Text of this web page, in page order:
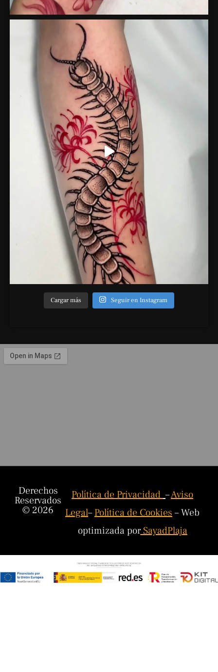
Cargar más Seguir en Instagram
Derechos
Reservados
© 2026
Política de Privacidad–Aviso
Legal–Política de Cookies– Web
optimizada porSayadPlaja